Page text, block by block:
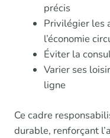
précis
Privilégier les
l’économie
Éviter la
Varier ses
ligne
Ce cadre
durable, renforçant